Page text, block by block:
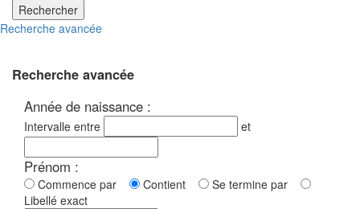
Rechercher
Recherche avancée
Recherche avancée
Année de naissance :
Intervalle entre et
Prénom :
Commence par Contient
Se termine par
Libellé exact